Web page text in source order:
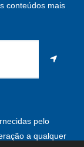
conteúdos mais
pelo
a qualquer